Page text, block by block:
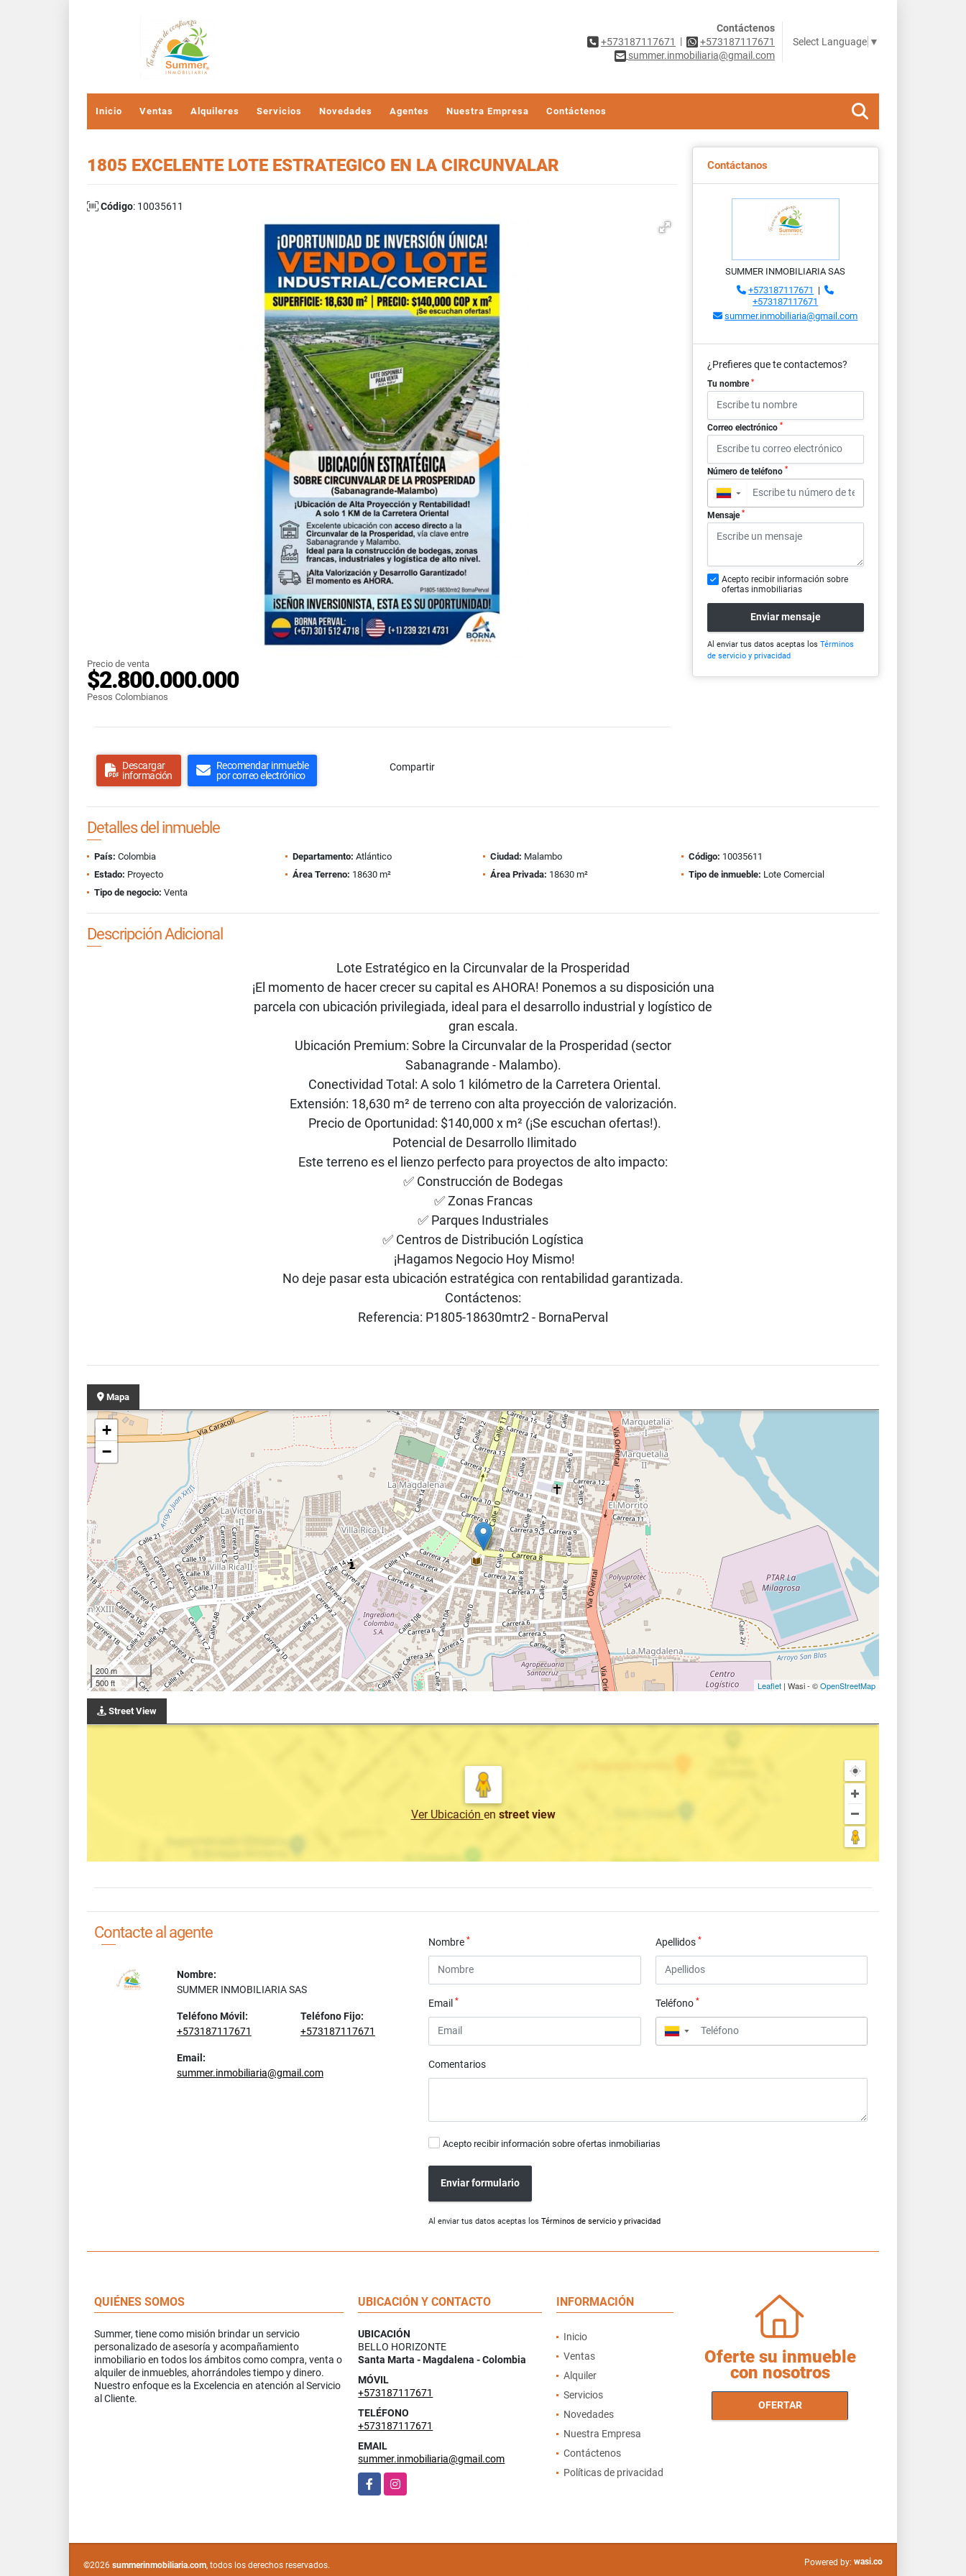
Contáctenos
+573187117671
|
+573187117671
summer.inmobiliaria@gmail.com
Select Language ▼
Inicio Ventas Alquileres Servicios Novedades Agentes Nuestra Empresa Contáctenos
1805 EXCELENTE LOTE ESTRATEGICO EN LA CIRCUNVALAR
Código: 10035611
Precio de venta
$2.800.000.000
Pesos Colombianos
Descargar
información
Recomendar inmueble
por correo electrónico
Compartir
Contáctanos
SUMMER INMOBILIARIA SAS
+573187117671 |
+573187117671
summer.inmobiliaria@gmail.com
¿Prefieres que te contactemos?
Tu nombre *
Correo electrónico *
Número de teléfono *
▼
Mensaje *
Acepto recibir información sobre
ofertas inmobiliarias
Enviar mensaje
Al enviar tus datos aceptas los Términos
de servicio y privacidad
Detalles del inmueble
País: Colombia Departamento: Atlántico Ciudad: Malambo Código: 10035611
Estado: Proyecto Área Terreno: 18630 m² Área Privada: 18630 m² Tipo de inmueble: Lote Comercial
Tipo de negocio: Venta
Descripción Adicional
Lote Estratégico en la Circunvalar de la Prosperidad
¡El momento de hacer crecer su capital es AHORA! Ponemos a su disposición una
parcela con ubicación privilegiada, ideal para el desarrollo industrial y logístico de
gran escala.
Ubicación Premium: Sobre la Circunvalar de la Prosperidad (sector
Sabanagrande - Malambo).
Conectividad Total: A solo 1 kilómetro de la Carretera Oriental.
Extensión: 18,630 m² de terreno con alta proyección de valorización.
Precio de Oportunidad: $140,000 x m² (¡Se escuchan ofertas!).
Potencial de Desarrollo Ilimitado
Este terreno es el lienzo perfecto para proyectos de alto impacto:
✅ Construcción de Bodegas
✅ Zonas Francas
✅ Parques Industriales
✅ Centros de Distribución Logística
¡Hagamos Negocio Hoy Mismo!
No deje pasar esta ubicación estratégica con rentabilidad garantizada.
Contáctenos:
Referencia: P1805-18630mtr2 - BornaPerval
Mapa
+
−
200 m
500 ft
Leaflet | Wasi - ©OpenStreetMap
Street View
Ver Ubicación en street view
Contacte al agente
Nombre:
SUMMER INMOBILIARIA SAS
Teléfono Móvil:
+573187117671
Teléfono Fijo:
+573187117671
Email:
summer.inmobiliaria@gmail.com
Nombre* Apellidos *
Email* Teléfono *
▼
Comentarios
Acepto recibir información sobre ofertas inmobiliarias
Enviar formulario
Al enviar tus datos aceptas losTérminos de servicio y privacidad
QUIÉNES SOMOS
Summer, tiene como misión brindar un servicio
personalizado de asesoría y acompañamiento
inmobiliario en todos los ámbitos como compra, venta o
alquiler de inmuebles, ahorrándoles tiempo y dinero.
Nuestro enfoque es la Excelencia en atención al Servicio
al Cliente.
UBICACIÓN Y CONTACTO
UBICACIÓN
BELLO HORIZONTE
Santa Marta - Magdalena - Colombia
MÓVIL
+573187117671
TELÉFONO
+573187117671
EMAIL
summer.inmobiliaria@gmail.com
FacebookInstagram
INFORMACIÓN
Inicio
Ventas
Alquiler
Servicios
Novedades
Nuestra Empresa
Contáctenos
Políticas de privacidad
Oferte su inmueble
con nosotros
OFERTAR
©2026 summerinmobiliaria.com, todos los derechos reservados. Powered by: wasi.co